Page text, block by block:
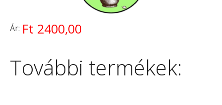
Ár: Ft 2400,00
További termékek: